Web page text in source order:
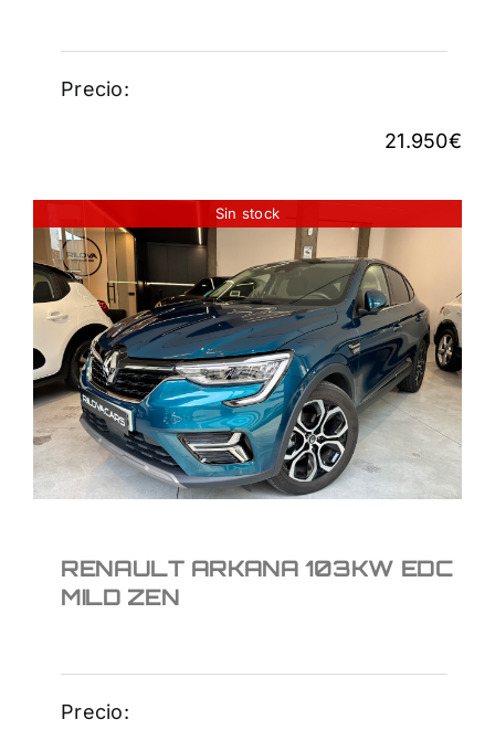
Precio:
21.950€
Sin stock
RENAULT ARKANA
103KW EDC MILD ZEN
22.950€
RENAULT ARKANA 103KW EDC
MILD ZEN
Precio: